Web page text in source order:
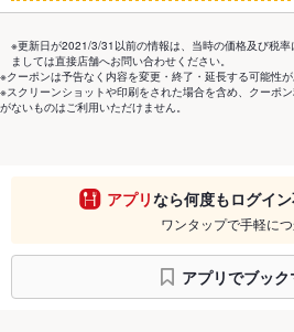
※更新日が2021/3/31以前の情報は、当時の価格及び税
ましては直接店舗へお問い合わせください。
※クーポンは予告なく内容を変更・終了・延長する可能性が
※スクリーンショットや印刷をされた場合を含め、クーポ
がないものはご利用いただけません。
アプリなら何度もログイ
ワンタップで手軽に
アプリでブック